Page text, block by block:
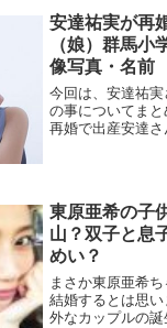
に永澤 俊矢...
安達祐実が再
（娘）群馬小
像写真・名前
今回は、安達祐
の事についてま
再婚で出産安達
実さんの24歳の誕
東原亜希の子
山？双子と息
めい？
まさか東原亜希
結婚するとは思
外なカップルの